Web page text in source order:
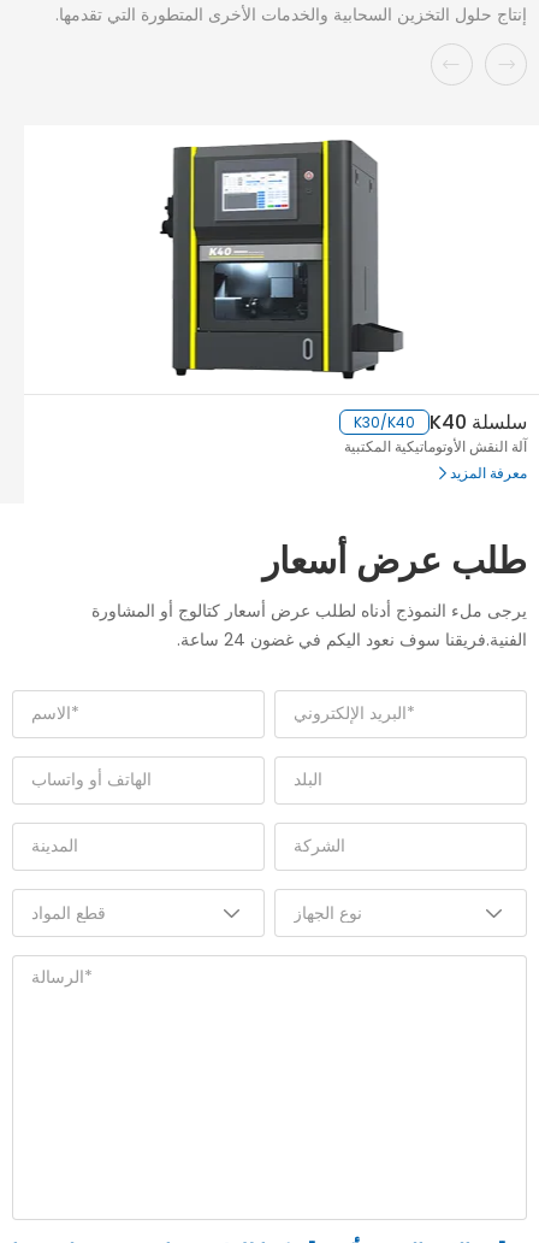
إنتاج حلول التخزين السحابية والخدمات الأخرى المتطورة التي تقدمها.
سلسلة K40
K30/K40
آلة النقش الأوتوماتيكية المكتبية
معرفة المزيد
طلب عرض أسعار
يرجى ملء النموذج أدناه لطلب عرض أسعار كتالوج أو المشاورة
الفنية.فريقنا سوف نعود اليكم في غضون 24 ساعة.